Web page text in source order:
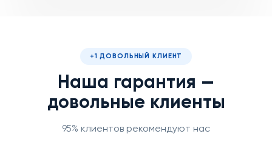
+1 ДОВОЛЬНЫЙ КЛИЕНТ
Наша гарантия —
довольные клиенты
95% клиентов рекомендуют нас